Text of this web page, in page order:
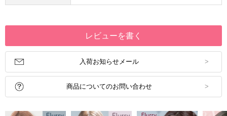
レビューを書く
入荷お知らせメール
商品についてのお問い合わせ